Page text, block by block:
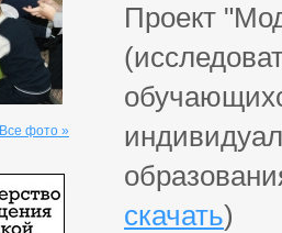
Все фото »
Проект
скачать)